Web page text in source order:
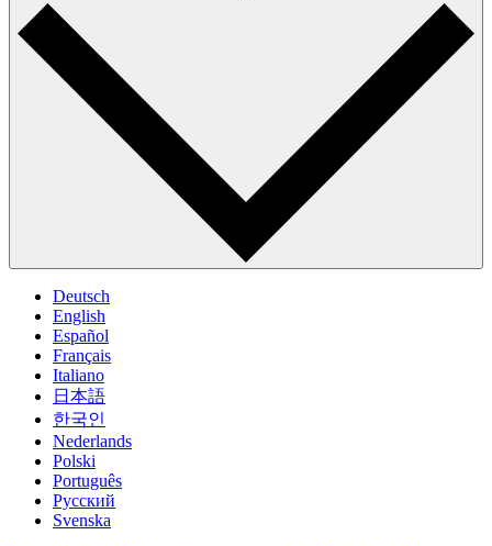
Deutsch
English
Español
Français
Italiano
日本語
한국인
Nederlands
Polski
Português
Pусский
Svenska